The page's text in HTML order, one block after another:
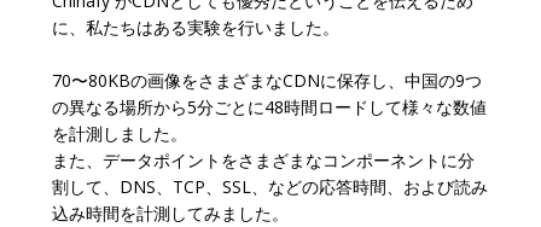
に、私たちはある実験を行いました。
70〜80KBの画像をさまざまなCDNに保存し、中国の9つ
の異なる場所から5分ごとに48時間ロードして様々な数値
を計測しました。
また、データポイントをさまざまなコンポーネントに分
割して、DNS、TCP、SSL、などの応答時間、および読み
込み時間を計測してみました。